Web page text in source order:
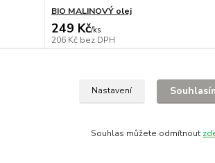
BIO MALINOVÝ olej
249 Kč/ks
206 Kč bez DPH
Nastavení
Souhlas můžete odmítnout